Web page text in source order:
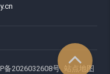
备2026032608号 站点地图